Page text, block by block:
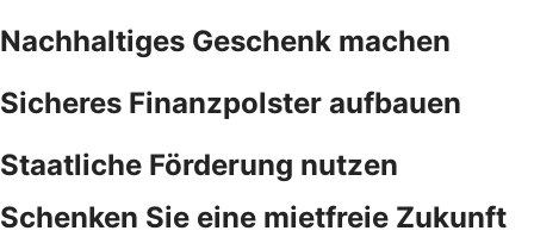
Nachhaltiges Geschenk machen
Sicheres Finanzpolster aufbauen
Staatliche Förderung nutzen
Schenken Sie eine mietfreie Zukunft